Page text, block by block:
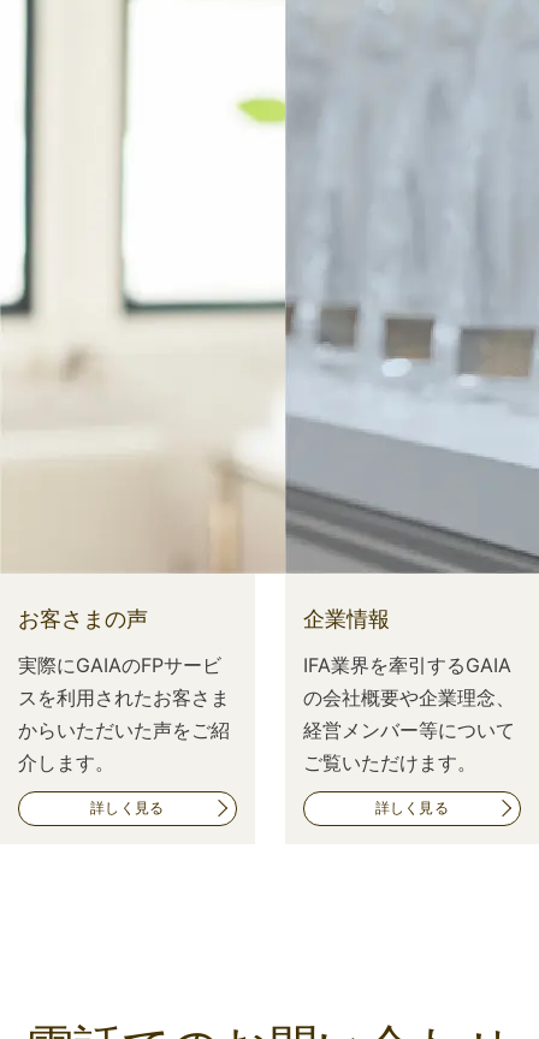
お客さまの声
実際にGAIAのFPサービ
スを利用されたお客さま
からいただいた声をご紹
介します。
詳しく見る
企業情報
IFA業界を牽引するGAIA
の会社概要や企業理念、
経営メンバー等について
ご覧いただけます。
詳しく見る